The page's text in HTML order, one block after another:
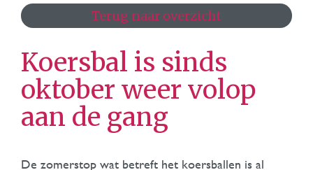
Terug naar overzicht
Koersbal is sinds
oktober weer volop
aan de gang
De zomerstop wat betreft het koersballen is al